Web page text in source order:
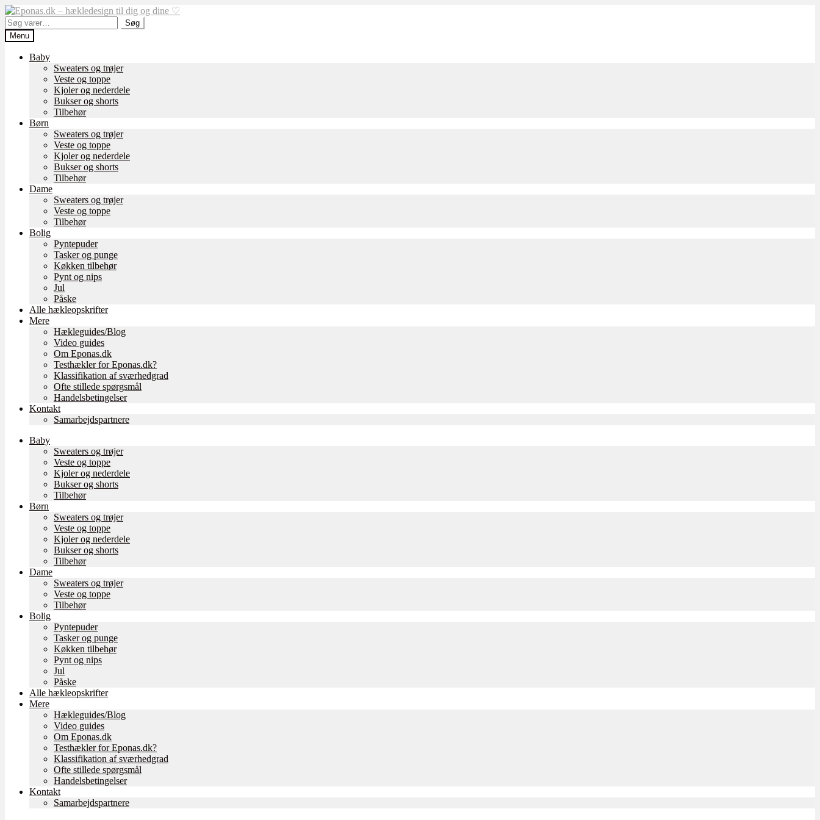
Spring
til
navigation
Spring
til
indhold
Søg
efter:
Søg
Menu
Baby
Sweaters og trøjer
Veste og toppe
Kjoler og nederdele
Bukser og shorts
Tilbehør
Børn
Sweaters og trøjer
Veste og toppe
Kjoler og nederdele
Bukser og shorts
Tilbehør
Dame
Sweaters og trøjer
Veste og toppe
Tilbehør
Bolig
Pyntepuder
Tasker og punge
Køkken tilbehør
Pynt og nips
Jul
Påske
Alle hækleopskrifter
Mere
Hækleguides/Blog
Video guides
Om Eponas.dk
Testhækler for Eponas.dk?
Klassifikation af sværhedgrad
Ofte stillede spørgsmål
Handelsbetingelser
Kontakt
Samarbejdspartnere
Baby
Sweaters og trøjer
Veste og toppe
Kjoler og nederdele
Bukser og shorts
Tilbehør
Børn
Sweaters og trøjer
Veste og toppe
Kjoler og nederdele
Bukser og shorts
Tilbehør
Dame
Sweaters og trøjer
Veste og toppe
Tilbehør
Bolig
Pyntepuder
Tasker og punge
Køkken tilbehør
Pynt og nips
Jul
Påske
Alle hækleopskrifter
Mere
Hækleguides/Blog
Video guides
Om Eponas.dk
Testhækler for Eponas.dk?
Klassifikation af sværhedgrad
Ofte stillede spørgsmål
Handelsbetingelser
Kontakt
Samarbejdspartnere